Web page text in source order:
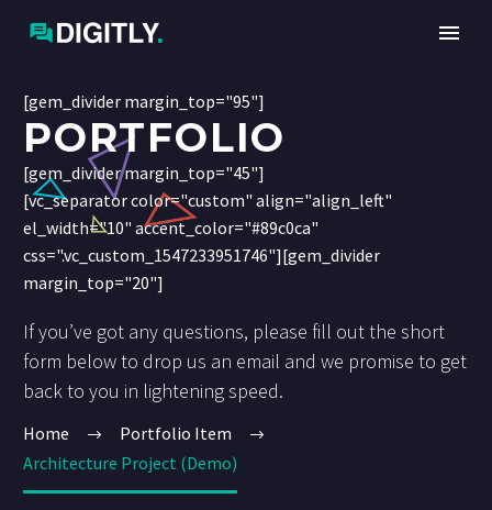
[gem_divider margin_top="95"]
PORTFOLIO
[gem_divider margin_top="45"]
[vc_separator color="custom" align="align_left"
el_width="10" accent_color="#89c0ca"
css=".vc_custom_1547233951746"][gem_divider
margin_top="20"]
If you’ve got any questions, please fill out the short
form below to drop us an email and we promise to get
back to you in lightening speed.
Home
Portfolio Item
Architecture Project (Demo)